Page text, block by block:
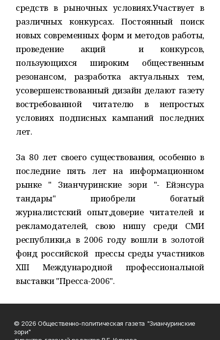
средств в рыночных условиях.Участвует в
различных конкурсах. Постоянный поиск
новых современных форм и методов работы,
проведение акций и конкурсов,
пользующихся широким общественным
резонансом, разработка актуальных тем,
усовершенствованный дизайн делают газету
востребованной читателю в непростых
условиях подписных кампаний последних
лет.
За 80 лет своего существования, особенно в
последние пять лет на информационном
рынке " Зианчуринские зори "- Ейэнсура
тандары" приобрели богатый
журналистский опыт,доверие читателей и
рекламодателей, свою нишу среди СМИ
республики,а в 2006 году вошли в золотой
фонд российской прессы среды участников
XIII Международной профессиональной
выставки "Пресса-2006".
© 2026 Общественно-политическая газета "Зианчуринские
зори"